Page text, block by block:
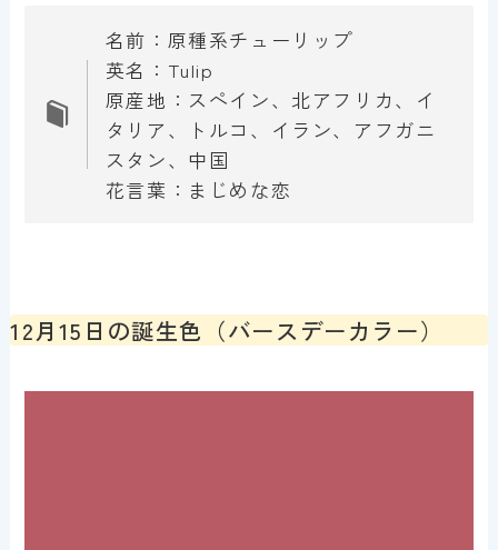
名前：原種系チューリップ
英名：Tulip
原産地：スペイン、北アフリカ、イ
タリア、トルコ、イラン、アフガニ
スタン、中国
花言葉：まじめな恋
12月15日の誕生色（バースデーカラー）